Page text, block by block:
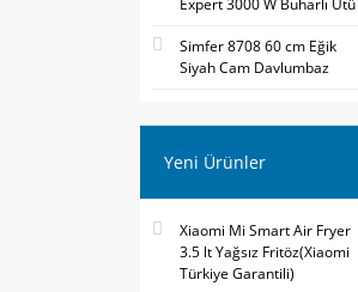
Expert 3000 W Buharlı Ütü
Simfer 8708 60 cm Eğik
Siyah Cam Davlumbaz
Yeni Ürünler
Xiaomi Mi Smart Air Fryer
3.5 lt Yağsız Fritöz(Xiaomi
Türkiye Garantili)